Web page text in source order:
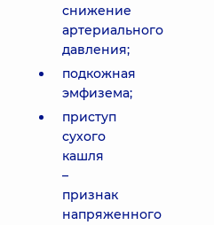
снижение
артериального
давления;
подкожная
эмфизема;
приступ
сухого
кашля
–
признак
напряженного